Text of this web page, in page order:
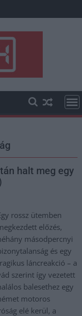
halt meg egy
rossz ütemben
előzés,
másodpercnyi
és egy
láncreakció – a
szerint így vezetett
balesethez egy
motoros
elé kerül, a